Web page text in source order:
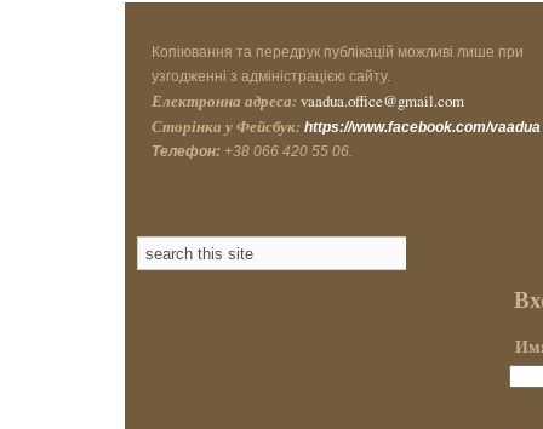
Копіювання та передрук публікацій можливі лише при
узгодженні з адміністрацією сайту.
Електронна адреса: vaadua.office@gmail.com
Сторінка у Фейсбук: https://www.facebook.com/vaadua
Телефон: +38 066 420 55 06.